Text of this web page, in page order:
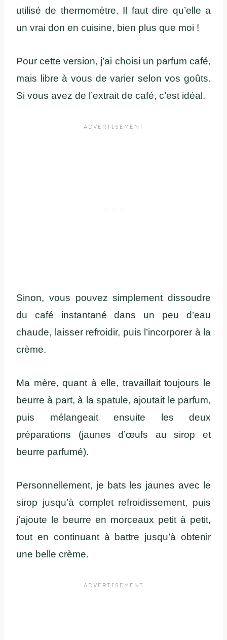
utilisé de thermomètre. Il faut dire qu’elle a
un vrai don en cuisine, bien plus que moi !
Pour cette version, j’ai choisi un parfum café,
mais libre à vous de varier selon vos goûts.
Si vous avez de l’extrait de café, c’est idéal.
Sinon, vous pouvez simplement dissoudre
du café instantané dans un peu d’eau
chaude, laisser refroidir, puis l’incorporer à la
crème.
Ma mère, quant à elle, travaillait toujours le
beurre à part, à la spatule, ajoutait le parfum,
puis mélangeait ensuite les deux
préparations (jaunes d’œufs au sirop et
beurre parfumé).
Personnellement, je bats les jaunes avec le
sirop jusqu’à complet refroidissement, puis
j’ajoute le beurre en morceaux petit à petit,
tout en continuant à battre jusqu’à obtenir
une belle crème.